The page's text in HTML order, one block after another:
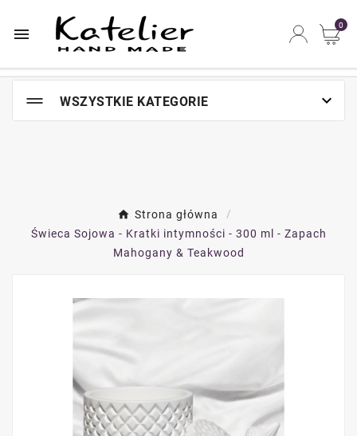
Najszybsze na świecie miejsce zakupów online
 0
WSZYSTKIE KATEGORIE 
Strona główna
Świeca Sojowa - Kratki intymności - 300 ml - Zapach
Mahogany & Teakwood